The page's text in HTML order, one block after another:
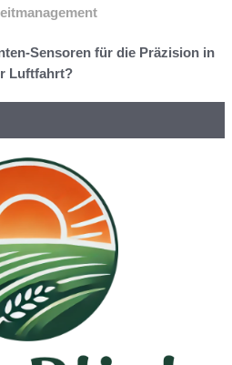
Sensoren für die Präzision in
Luftfahrt?